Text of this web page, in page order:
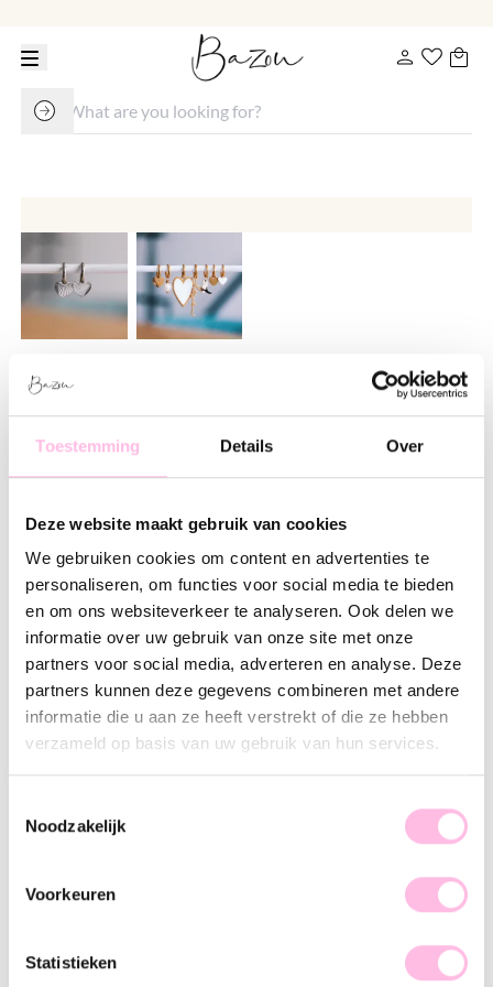
Toestemming Details Over
Deze website maakt gebruik van cookies
We gebruiken cookies om content en advertenties te
personaliseren, om functies voor social media te bieden
en om ons websiteverkeer te analyseren. Ook delen we
informatie over uw gebruik van onze site met onze
partners voor social media, adverteren en analyse. Deze
partners kunnen deze gegevens combineren met andere
informatie die u aan ze heeft verstrekt of die ze hebben
verzameld op basis van uw gebruik van hun services.
Noodzakelijk
Voorkeuren
Statistieken
Hoop earrings with fantasy heart
– silver
€ 14.95
Silver
our other earrings
•⁠ ⁠Free shipping from €35,-
•⁠ Please note: shipping from €1.95
•⁠ ⁠100% waterproof
•⁠ ⁠Premium stainless steel
Description Features SKU
and are perfect to combine with our other earrings. Are you
more of a fan of less is more? Then these are the perfect